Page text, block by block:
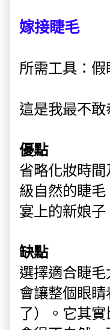
嫁接睫毛
所需工具：
這是我最不敢
優點
省略化妝時
級自然的睫
宴上的新娘
缺點
選擇適合睫
會讓整個眼
了）。它其